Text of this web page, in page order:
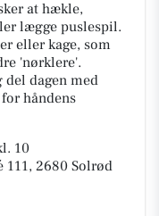
at hækle,
lægge puslespil.
eller kage, som
'nørklere'.
del dagen med
håndens
10
111, 2680 Solrød